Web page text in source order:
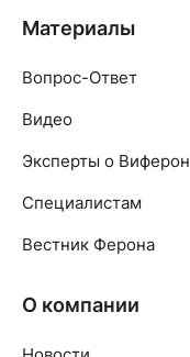
Материалы
Вопрос-Ответ
Видео
Эксперты о Виферон
Специалистам
Вестник Ферона
О компании